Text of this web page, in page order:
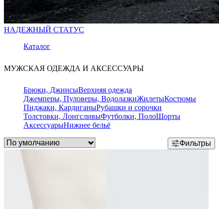
НАДЕЖНЫЙ СТАТУС
Каталог
МУЖСКАЯ ОДЕЖДА И АКСЕССУАРЫ
Брюки, ДжинсыВерхняя одежда
Джемперы, Пуловеры, ВодолазкиЖилетыКостюмы
Пиджаки, КардиганыРубашки и сорочки
Толстовки, ЛонгсливыФутболки, ПолоШорты
АксессуарыНижнее бельё
Фильтры